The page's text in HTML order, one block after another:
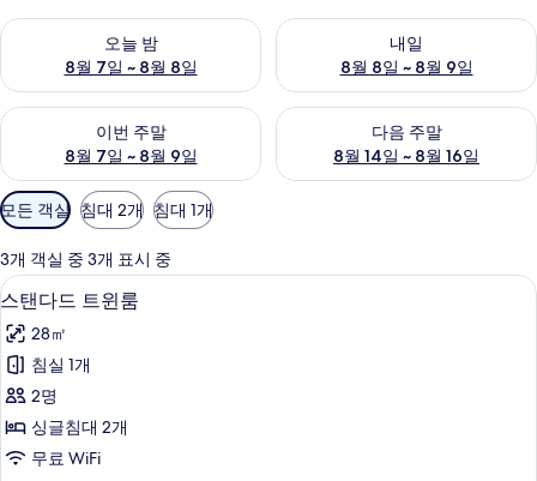
오늘 밤
8월 7일 ~ 8월 8일
오늘 밤 예약 가능 여부 확인, 8월 7일 ~ 8월 8일
내일
8월 8일 ~ 8월 9일
내일 예약 가능 여부 확인, 8월
이번 주말
8월 7일 ~ 8월 9일
이번 주말 예약 가능 여부 확인, 8월 7일 ~ 8월 9일
다음 주말
8월 14일 ~ 8월 16일
다음 주말 예약 가능 여부 확인,
객
실
에
사
용
가
능
한
터
모든 객실 침대 2개 침대 1개
3개 객실 중 3개 표시 중
스
탠
다
드
트
윈
스탠다드 트윈룸 | 고급 침구, 책상, 무
9
스탠다드 트윈룸
28㎡
침실 1개
2명
싱글침대 2개
무료 WiFi